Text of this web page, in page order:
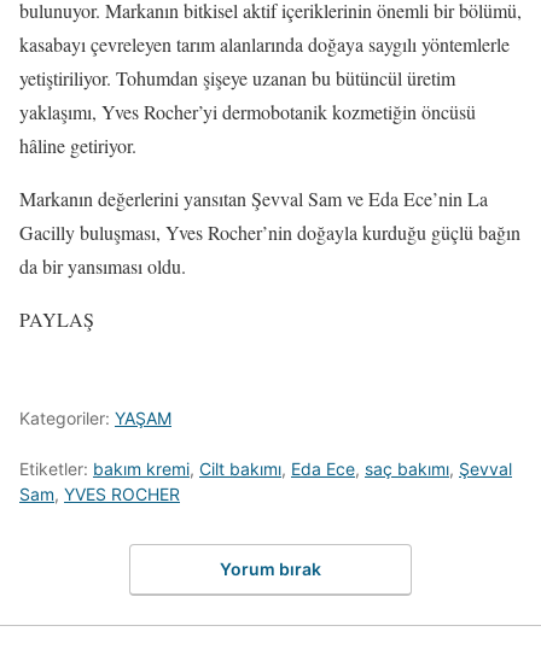
bulunuyor. Markanın bitkisel aktif içeriklerinin önemli bir bölümü,
kasabayı çevreleyen tarım alanlarında doğaya saygılı yöntemlerle
yetiştiriliyor. Tohumdan şişeye uzanan bu bütüncül üretim
yaklaşımı, Yves Rocher’yi dermobotanik kozmetiğin öncüsü
hâline getiriyor.
Markanın değerlerini yansıtan Şevval Sam ve Eda Ece’nin La
Gacilly buluşması, Yves Rocher’nin doğayla kurduğu güçlü bağın
da bir yansıması oldu.
PAYLAŞ
Kategoriler: YAŞAM
Etiketler: bakım kremi, Cilt bakımı, Eda Ece, saç bakımı, Şevval
Sam, YVES ROCHER
Yorum bırak